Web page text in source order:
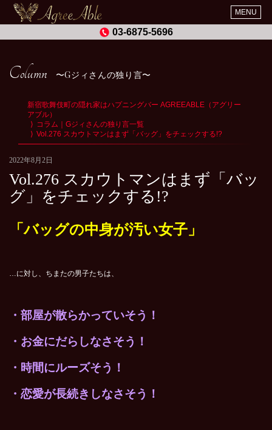
MENU
03-6875-5696
Column Gジィさんの独り言
新宿歌舞伎町の隠れ家はハプニングバー AGREEABLE（アグリー
アブル）
コラム｜Gジィさんの独り言一覧
Vol.276 スカウトマンはまず「バッグ」をチェックする!?
2022年8月2日
Vol.276 スカウトマンはまず「バッ
グ」をチェックする!?
「バッグの中身が汚い女子」
…に対し、ちまたの男子たちは、
・部屋が散らかっていそう！
・お金にだらしなさそう！
・時間にルーズそう！
・恋愛が長続きしなさそう！